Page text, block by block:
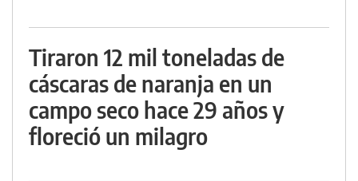
Tiraron 12 mil toneladas de
cáscaras de naranja en un
campo seco hace 29 años y
floreció un milagro